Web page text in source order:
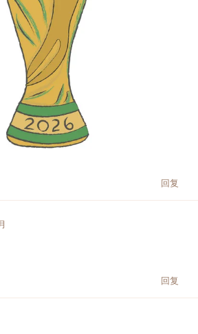
回复
回复